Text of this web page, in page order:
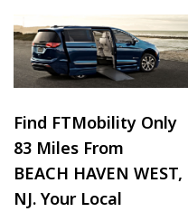
Find FTMobility Only
83 Miles From
BEACH HAVEN WEST,
NJ. Your Local